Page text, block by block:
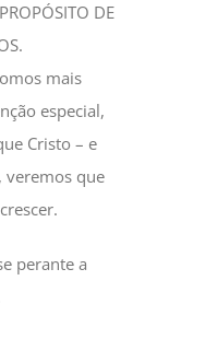
DE
mais
especial,
Cristo – e
veremos que
perante a